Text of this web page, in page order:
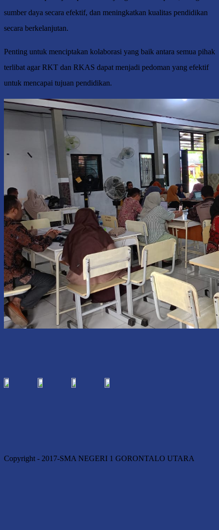
sumber daya secara efektif, dan meningkatkan kualitas pendidikan
secara berkelanjutan.
Penting untuk menciptakan kolaborasi yang baik antara semua pihak
terlibat agar RKT dan RKAS dapat menjadi pedoman yang efektif
untuk mencapai tujuan pendidikan.
Copyright - 2017-SMA NEGERI 1 GORONTALO UTARA